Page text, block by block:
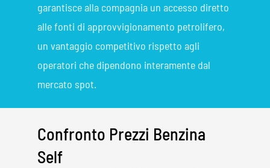
garantisce alla compagnia un accesso diretto
alle fonti di approvvigionamento petrolifero,
un vantaggio competitivo rispetto agli
operatori che dipendono interamente dal
mercato spot.
Confronto Prezzi Benzina
Self